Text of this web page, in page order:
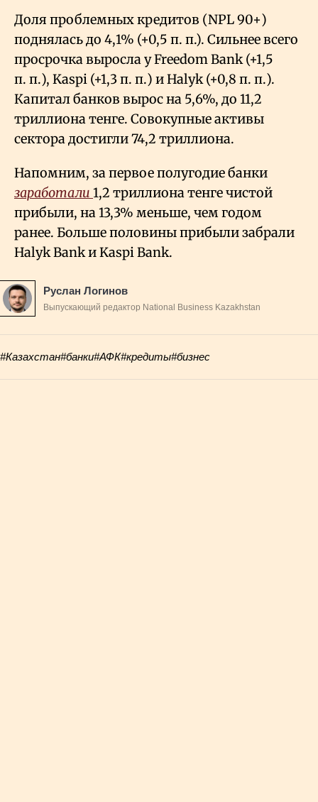
Доля проблемных кредитов (NPL 90+)
поднялась до 4,1% (+0,5 п. п.). Сильнее всего
просрочка выросла у Freedom Bank (+1,5
п. п.), Kaspi (+1,3 п. п.) и Halyk (+0,8 п. п.).
Капитал банков вырос на 5,6%, до 11,2
триллиона тенге. Совокупные активы
сектора достигли 74,2 триллиона.
Напомним, за первое полугодие банки
заработали 1,2 триллиона тенге чистой
прибыли, на 13,3% меньше, чем годом
ранее. Больше половины прибыли забрали
Halyk Bank и Kaspi Bank.
Руслан Логинов
Выпускающий редактор National Business Kazakhstan
#Казахстан#банки#АФК#кредиты#бизнес